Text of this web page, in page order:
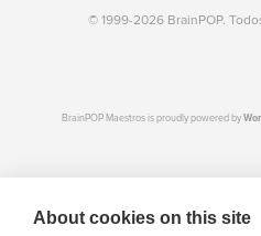
© 1999-2026 BrainPOP.
BrainPOP Maestros is proudly powered by
About cookies on this site